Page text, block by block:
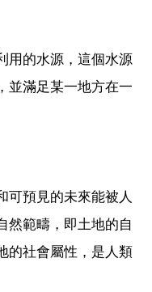
用的水源，這個水源
並滿足某一地方在一
可預見的未來能被人
然範疇，即土地的自
的社會屬性，是人類